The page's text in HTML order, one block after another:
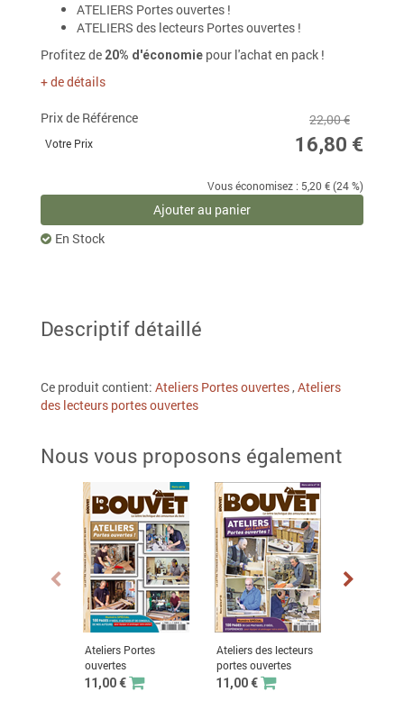
ATELIERS Portes ouvertes !
ATELIERS des lecteurs Portes ouvertes !
Profitez de 20% d'économie pour l'achat en pack !
+ de détails
Prix de Référence 22,00 €
Votre Prix 16,80 €
Vous économisez : 5,20 € (24 %)
Ajouter au panier
En Stock
Descriptif détaillé
Ce produit contient: Ateliers Portes ouvertes,Ateliers
des lecteurs portes ouvertes
Nous vous proposons également
Ateliers Portes
ouvertes
11,00 €
Ateliers des lecteurs
portes ouvertes
11,00 €